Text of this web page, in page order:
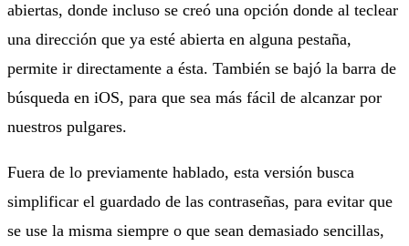
abiertas, donde incluso se creó una opción donde al teclear
una dirección que ya esté abierta en alguna pestaña,
permite ir directamente a ésta. También se bajó la barra de
búsqueda en iOS, para que sea más fácil de alcanzar por
nuestros pulgares.
Fuera de lo previamente hablado, esta versión busca
simplificar el guardado de las contraseñas, para evitar que
se use la misma siempre o que sean demasiado sencillas,